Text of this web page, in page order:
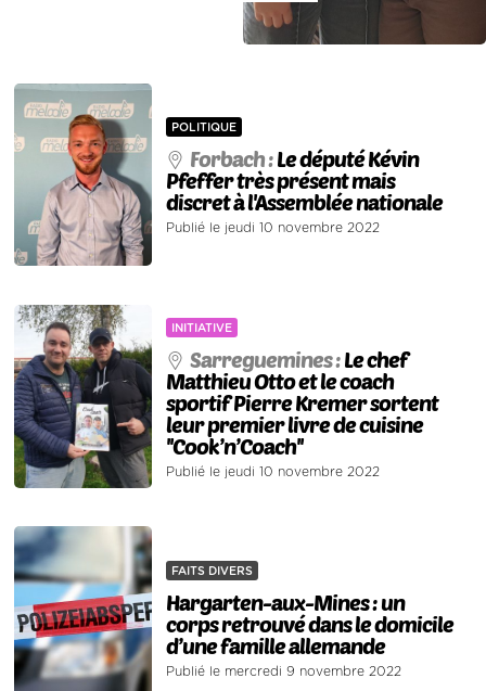
POLITIQUE
Forbach :Le député Kévin
Pfeffer très présent mais
discret à l'Assemblée nationale
Publié le jeudi 10 novembre 2022
INITIATIVE
Sarreguemines :Le chef
Matthieu Otto et le coach
sportif Pierre Kremer sortent
leur premier livre de cuisine
''Cook’n’Coach''
Publié le jeudi 10 novembre 2022
FAITS DIVERS
Hargarten-aux-Mines : un
corps retrouvé dans le domicile
d’une famille allemande
Publié le mercredi 9 novembre 2022